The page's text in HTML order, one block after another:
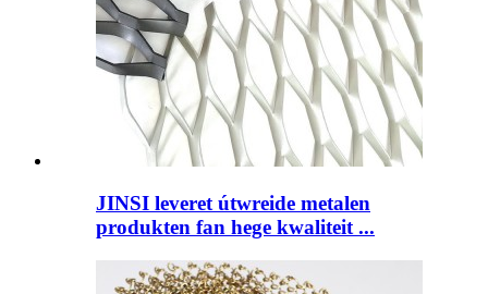
JINSI leveret útwreide metalen
produkten fan hege kwaliteit ...